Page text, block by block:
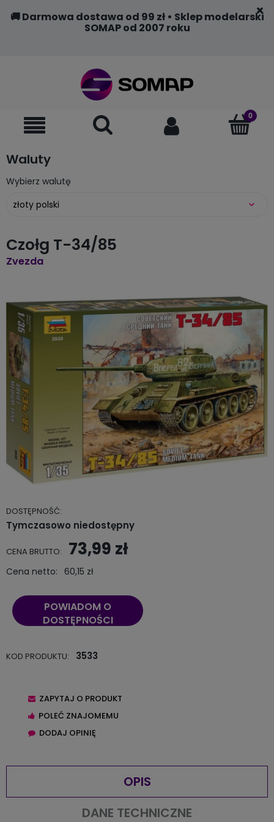
🚚 Darmowa dostawa od 99 zł • Sklep modelarski
SOMAP od 2007 roku
Waluty
Wybierz walutę
Czołg T-34/85
Zvezda
DOSTĘPNOŚĆ:
Tymczasowo niedostępny
CENA BRUTTO: 73,99 zł
Cena netto: 60,15 zł
POWIADOM O
DOSTĘPNOŚCI
KOD PRODUKTU: 3533
ZAPYTAJ O PRODUKT
POLEĆ ZNAJOMEMU
DODAJ OPINIĘ
OPIS
DANE TECHNICZNE